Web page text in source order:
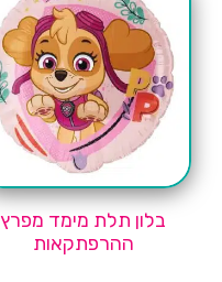
בלון תלת מימד מפרץ
ההרפתקאות